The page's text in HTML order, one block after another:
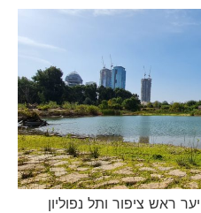
ראש ציפור ותל נפוליון